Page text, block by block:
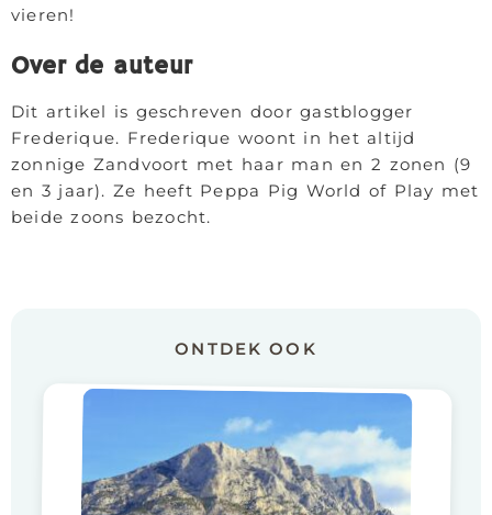
vieren!
Over de auteur
Dit artikel is geschreven door gastblogger
Frederique. Frederique woont in het altijd
zonnige Zandvoort met haar man en 2 zonen (9
en 3 jaar). Ze heeft Peppa Pig World of Play met
beide zoons bezocht.
ONTDEK OOK